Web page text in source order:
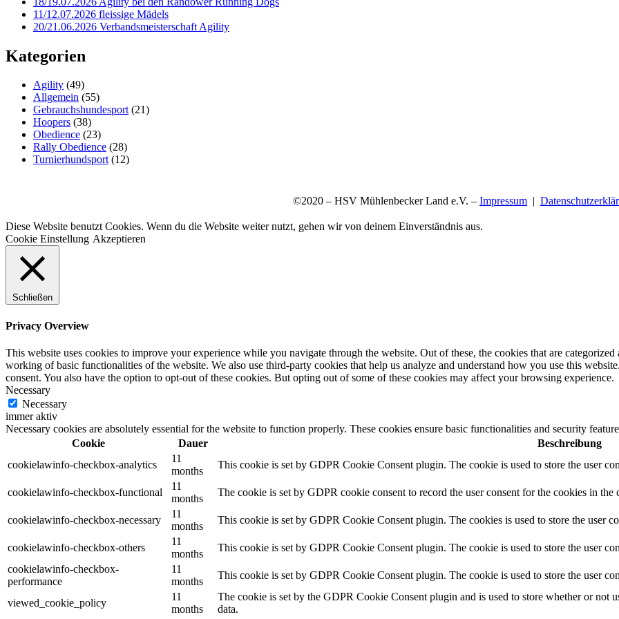
11/12.07.2026 fleissige Mädels
20/21.06.2026 Verbandsmeisterschaft Agility
Kategorien
Agility (49)
Allgemein (55)
Gebrauchshundesport(21)
Hoopers (38)
Obedience (23)
Rally Obedience (28)
Turnierhundsport(12)
©2020 – HSV Mühlenbecker Land e.V. – Impressum |
Diese Website benutzt Cookies. Wenn du die Website weiter nutzt, gehen wir von deinem Einverständnis aus.
Cookie Einstellung Akzeptieren
Schließen
Privacy Overview
This website uses cookies to improve your experience while you navigate through the website. Out of these, the cookies that are categorized
working of basic functionalities of the website. We also use third-party cookies that help us analyze and understand how you use this
consent. You also have the option to opt-out of these cookies. But opting out of some of these cookies may affect your browsing experience.
Necessary
Necessary
immer aktiv
Necessary cookies are absolutely essential for the website to function properly. These cookies ensure basic functionalities and security
Cookie
Dauer
Beschreibung
cookielawinfo-checkbox-analytics
11
months
This cookie is set by GDPR Cookie Consent plugin. The cookie is used to store the user
cookielawinfo-checkbox-functional
11
months
The cookie is set by GDPR cookie consent to record the user consent for the cookies in
cookielawinfo-checkbox-necessary
11
months
This cookie is set by GDPR Cookie Consent plugin. The cookies is used to store the user
cookielawinfo-checkbox-others
11
months
This cookie is set by GDPR Cookie Consent plugin. The cookie is used to store the user
cookielawinfo-checkbox-
performance
11
months
This cookie is set by GDPR Cookie Consent plugin. The cookie is used to store the user
viewed_cookie_policy
11
months
The cookie is set by the GDPR Cookie Consent plugin and is used to store whether or not
data.